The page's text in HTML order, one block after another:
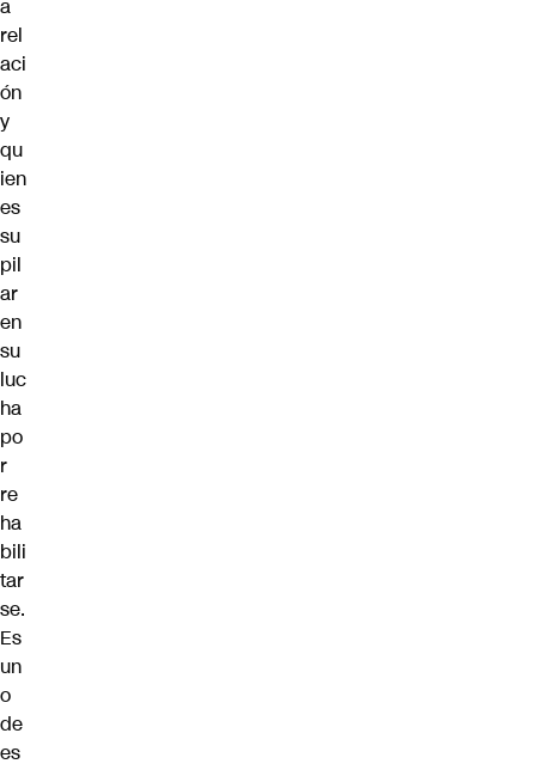
a
rel
aci
ón
y
qu
ien
es
su
pil
ar
en
su
luc
ha
po
r
re
ha
bili
tar
se.
Es
un
o
de
es